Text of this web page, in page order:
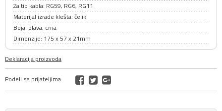
Za tip kabla: RG59, RG6, RG11
Materijal izrade klešta: čelik
Boja: plava, crna
Dimenzije: 175 x 57 x 21mm
Deklaracija proizvoda
Podeli sa prijateljima: